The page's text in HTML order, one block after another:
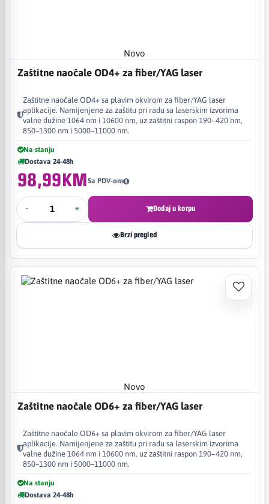
Novo
Zaštitne naočale OD4+ za fiber/YAG laser
Zaštitne naočale OD4+ sa plavim okvirom za fiber/YAG laser
aplikacije. Namijenjene za zaštitu pri radu sa laserskim izvorima
valne dužine 1064 nm i 10600 nm, uz zaštitni raspon 190–420 nm,
850–1300 nm i 5000–11000 nm.
Na stanju
Dostava 24-48h
98,99KMSa PDV-om
- + Dodaj u korpu
Brzi pregled
Novo
Zaštitne naočale OD6+ za fiber/YAG laser
Zaštitne naočale OD6+ sa plavim okvirom za fiber/YAG laser
aplikacije. Namijenjene za zaštitu pri radu sa laserskim izvorima
valne dužine 1064 nm i 10600 nm, uz zaštitni raspon 190–420 nm,
850–1300 nm i 5000–11000 nm.
Na stanju
Dostava 24-48h